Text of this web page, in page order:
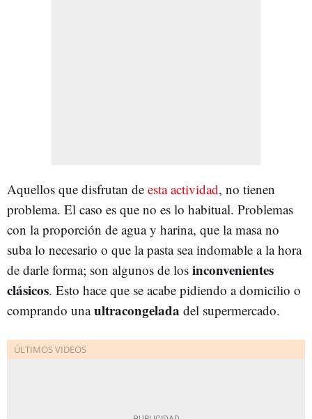
Aquellos que disfrutan de esta actividad, no tienen
problema. El caso es que no es lo habitual. Problemas
con la proporción de agua y harina, que la masa no
suba lo necesario o que la pasta sea indomable a la hora
de darle forma; son algunos de los inconvenientes
clásicos. Esto hace que se acabe pidiendo a domicilio o
comprando unaultracongelada del supermercado.